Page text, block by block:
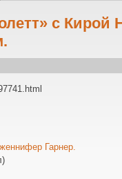
с Кирой
Гарнер.